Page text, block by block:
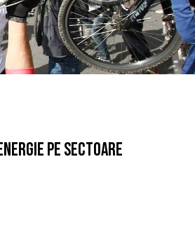
pe sectoare